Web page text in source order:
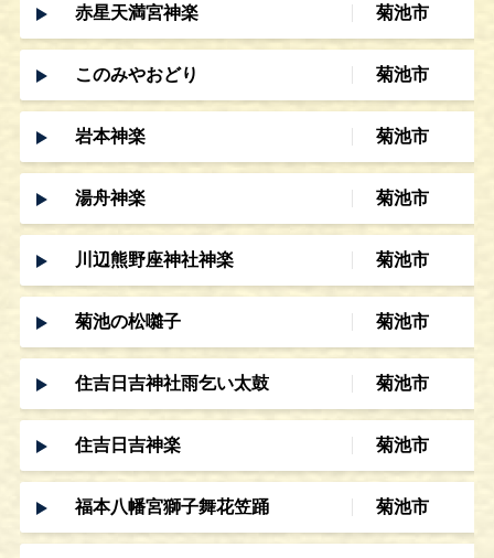
赤星天満宮神楽 菊池市
このみやおどり 菊池市
岩本神楽 菊池市
湯舟神楽 菊池市
川辺熊野座神社神楽 菊池市
菊池の松囃子 菊池市
住吉日吉神社雨乞い太鼓 菊池市
住吉日吉神楽 菊池市
福本八幡宮獅子舞花笠踊 菊池市